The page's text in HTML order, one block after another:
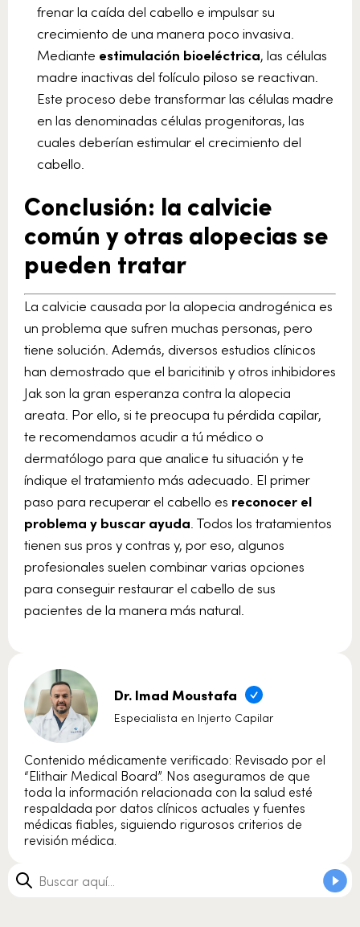
frenar la caída del cabello e impulsar su
crecimiento de una manera poco invasiva.
Mediante estimulación bioeléctrica, las células
madre inactivas del folículo piloso se reactivan.
Este proceso debe transformar las células madre
en las denominadas células progenitoras, las
cuales deberían estimular el crecimiento del
cabello.
Conclusión: la calvicie
común y otras alopecias se
pueden tratar
La calvicie causada por la alopecia androgénica es
un problema que sufren muchas personas, pero
tiene solución. Además, diversos estudios clínicos
han demostrado que el baricitinib y otros inhibidores
Jak son la gran esperanza contra la alopecia
areata. Por ello, si te preocupa tu pérdida capilar,
te recomendamos acudir a tú médico o
dermatólogo para que analice tu situación y te
índique el tratamiento más adecuado. El primer
paso para recuperar el cabello es reconocer el
problema y buscar ayuda . Todos los tratamientos
tienen sus pros y contras y, por eso, algunos
profesionales suelen combinar varias opciones
para conseguir restaurar el cabello de sus
pacientes de la manera más natural.
Dr. Imad Moustafa
Especialista en Injerto Capilar
Contenido médicamente verificado: Revisado por el
“Elithair Medical Board”. Nos aseguramos de que
toda la información relacionada con la salud esté
respaldada por datos clínicos actuales y fuentes
médicas fiables, siguiendo rigurosos criterios de
revisión médica.